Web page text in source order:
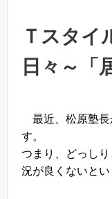
Ｔスタ
日々～「
最近、松原塾長
す。
つまり、どっし
況が良くないとい